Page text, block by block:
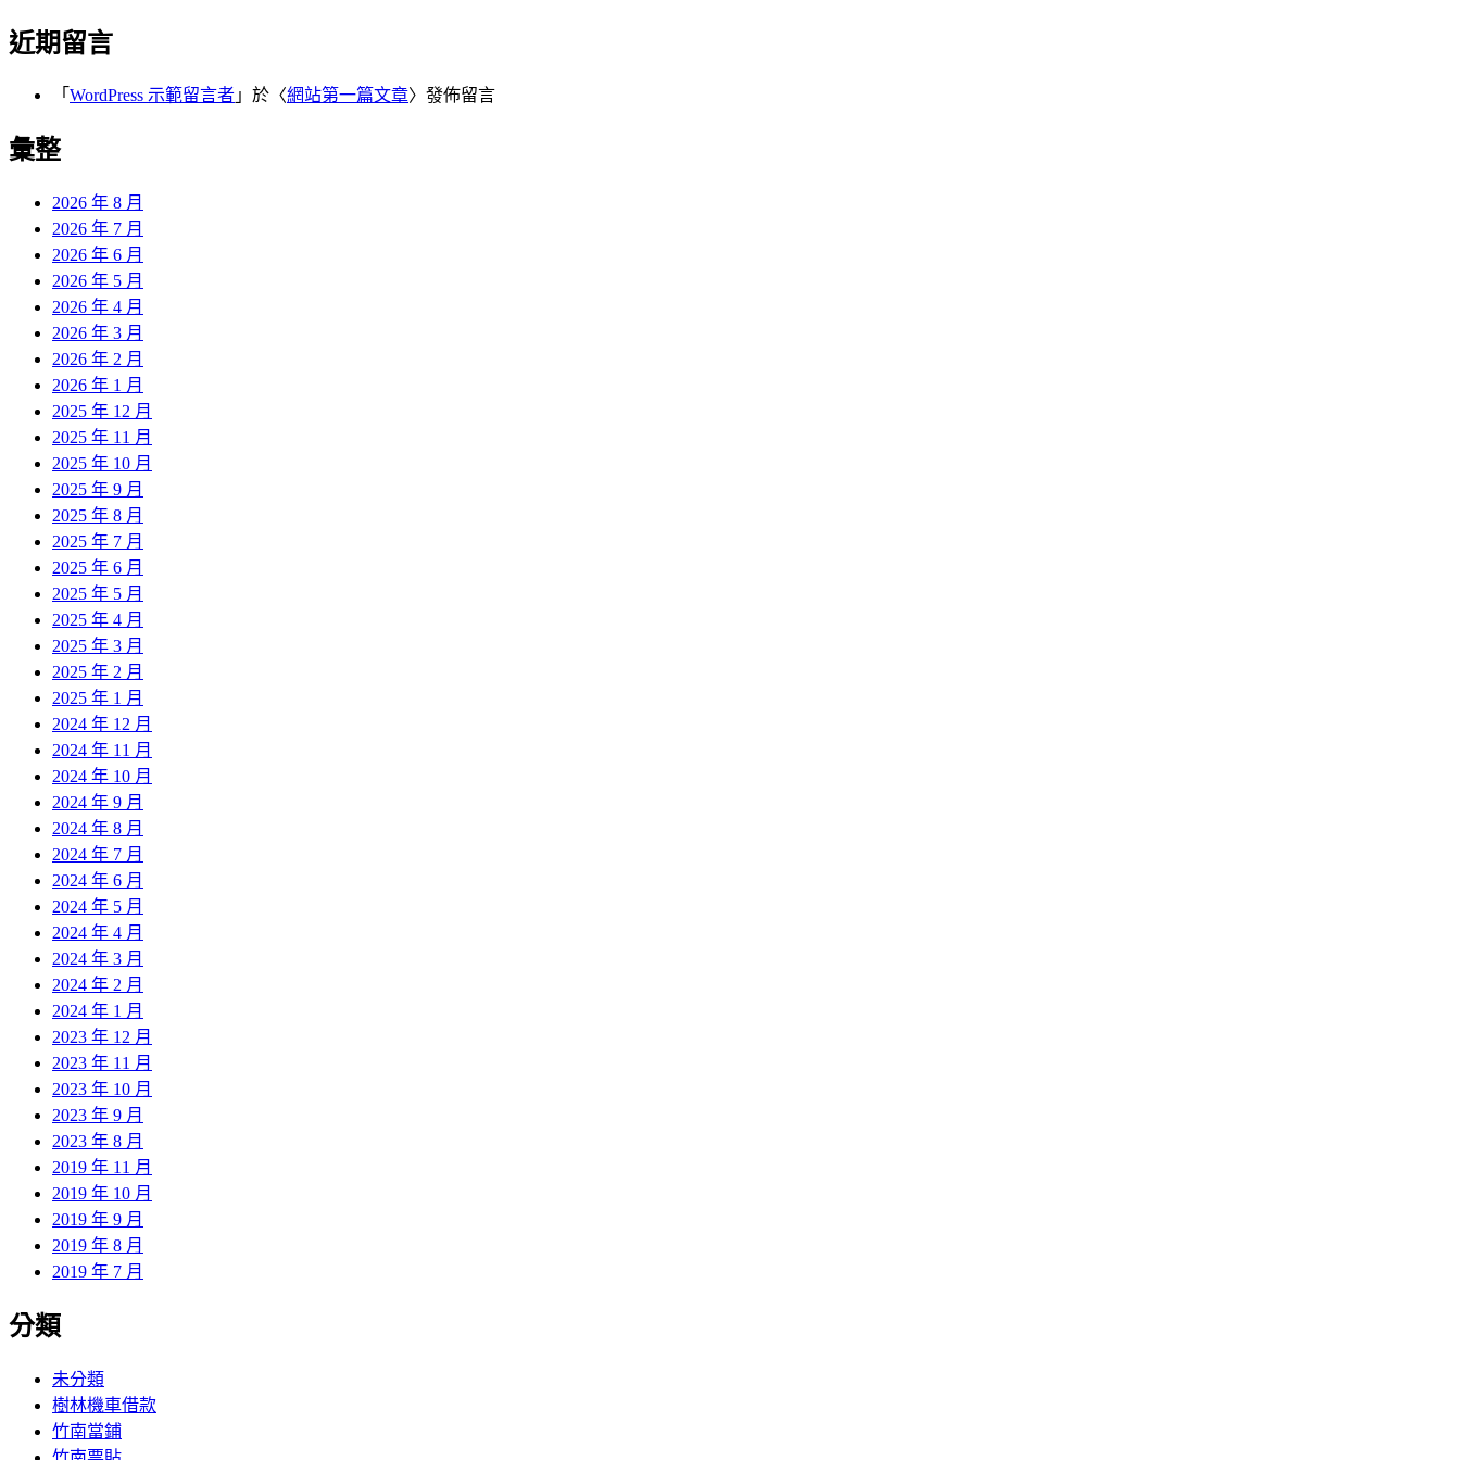
近期留言
「 WordPress 示範留言者 」於〈網站第一篇文章〉發佈留言
彙整
2026 年 8 月
2026 年 7 月
2026 年 6 月
2026 年 5 月
2026 年 4 月
2026 年 3 月
2026 年 2 月
2026 年 1 月
2025 年 12 月
2025 年 11 月
2025 年 10 月
2025 年 9 月
2025 年 8 月
2025 年 7 月
2025 年 6 月
2025 年 5 月
2025 年 4 月
2025 年 3 月
2025 年 2 月
2025 年 1 月
2024 年 12 月
2024 年 11 月
2024 年 10 月
2024 年 9 月
2024 年 8 月
2024 年 7 月
2024 年 6 月
2024 年 5 月
2024 年 4 月
2024 年 3 月
2024 年 2 月
2024 年 1 月
2023 年 12 月
2023 年 11 月
2023 年 10 月
2023 年 9 月
2023 年 8 月
2019 年 11 月
2019 年 10 月
2019 年 9 月
2019 年 8 月
2019 年 7 月
分類
未分類
樹林機車借款
竹南當鋪